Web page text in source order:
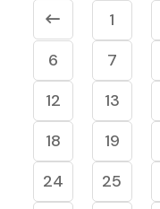
1
6
7
12
13
18
19
24
25